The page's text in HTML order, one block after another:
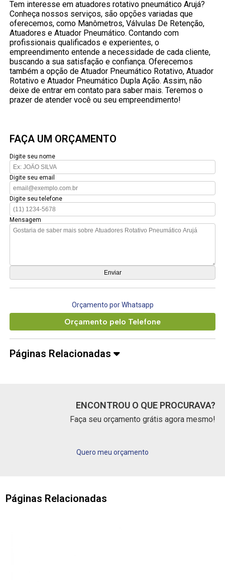
Tem interesse em atuadores rotativo pneumático Arujá?
Conheça nossos serviços, são opções variadas que
oferecemos, como Manômetros, Válvulas De Retenção,
Atuadores e Atuador Pneumático. Contando com
profissionais qualificados e experientes, o
empreendimento entende a necessidade de cada cliente,
buscando a sua satisfação e confiança. Oferecemos
também a opção de Atuador Pneumático Rotativo, Atuador
Rotativo e Atuador Pneumático Dupla Ação. Assim, não
deixe de entrar em contato para saber mais. Teremos o
prazer de atender você ou seu empreendimento!
FAÇA UM ORÇAMENTO
Digite seu nome
Digite seu email
Digite seu telefone
Mensagem
Orçamento por Whatsapp
Orçamento pelo Telefone
Páginas Relacionadas
ENCONTROU O QUE PROCURAVA?
Faça seu orçamento grátis agora mesmo!
Quero meu orçamento
Páginas Relacionadas